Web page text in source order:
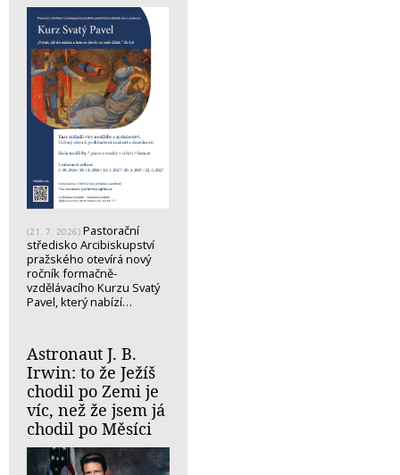
(21. 7. 2026) Pastorační
středisko Arcibiskupství
pražského otevírá nový
ročník formačně-
vzdělávacího Kurzu Svatý
Pavel, který nabízí…
Astronaut J. B.
Irwin: to že Ježíš
chodil po Zemi je
víc, než že jsem já
chodil po Měsíci